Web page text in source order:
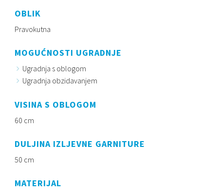
OBLIK
Pravokutna
MOGUĆNOSTI UGRADNJE
Ugradnja s oblogom
Ugradnja obzidavanjem
VISINA S OBLOGOM
60 cm
DULJINA IZLJEVNE GARNITURE
50 cm
MATERIJAL